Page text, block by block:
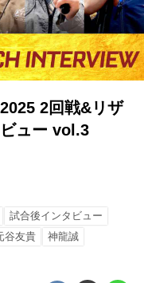
2回戦&リザ
ュー vol.3
試合後インタビュー
谷友貴
神龍誠